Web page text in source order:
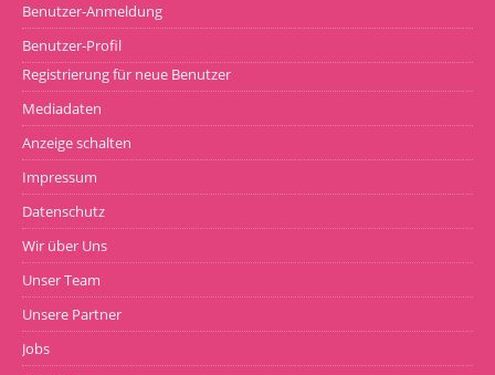
Benutzer-Anmeldung
Benutzer-Profil
Registrierung für neue Benutzer
Mediadaten
Anzeige schalten
Impressum
Datenschutz
Wir über Uns
Unser Team
Unsere Partner
Jobs